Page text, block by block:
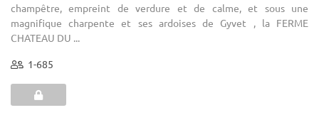
champêtre, empreint de verdure et de calme, et sous une
magnifique charpente et ses ardoises de Gyvet , la FERME
CHATEAU DU ...
1-685